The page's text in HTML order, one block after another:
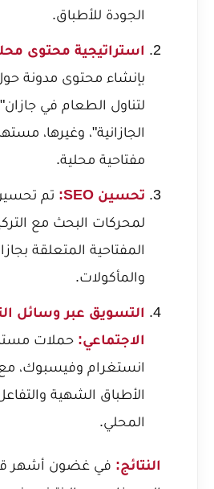
الجودة للأطباق.
استراتيجية محتوى
بإنشاء محتوى مدونة
لتناول الطعام في
الجازانية"، وغيرها،
مفتاحية محلية.
تحسين SEO:
تم
لمحركات البحث مع
المفتاحية المتعلقة
والمأكولات.
التسويق عبر وسائل
الاجتماعي: حملات
انستغرام وفيسبوك، مع
الأطباق الشهية
المحلي.
النتائج: في غضون أشهر